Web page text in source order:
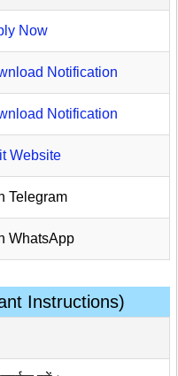
Now
Notification
Notification
Website
Telegram
WhatsApp
Instructions)